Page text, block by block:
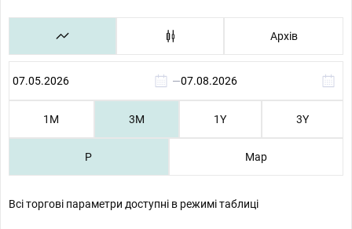
Архів
—
1М 3М 1Y 3Y
P Map
Всі торгові параметри доступні в режимі таблиці